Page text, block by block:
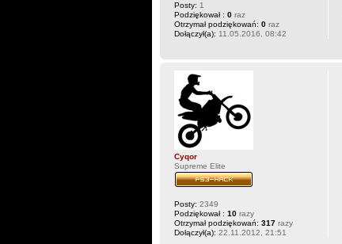
Posty: 1
Podziękował : 0 raz
Otrzymał podziękowań: 0 raz
Dołączył(a): 11.05.2016, 08:42
Cyqor
Supreme Elite
Posty: 2349
Podziękował : 10 razy
Otrzymał podziękowań: 317 razy
Dołączył(a): 22.11.2012, 21:51